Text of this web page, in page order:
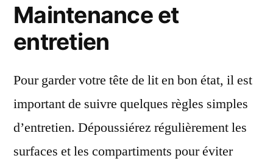
Maintenance et
entretien
Pour garder votre tête de lit en bon état, il est
important de suivre quelques règles simples
d’entretien. Dépoussiérez régulièrement les
surfaces et les compartiments pour éviter